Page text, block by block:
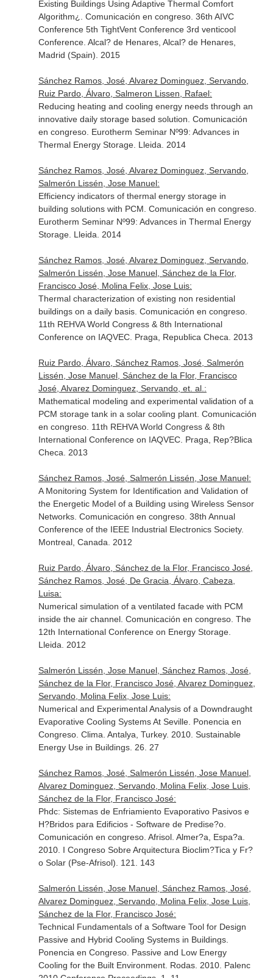
Existing Buildings Using Adaptive Thermal Comfort
Algorithm¿. Comunicación en congreso. 36th AIVC
Conference 5th TightVent Conference 3rd venticool
Conference. Alcal? de Henares, Alcal? de Henares,
Madrid (Spain). 2015
Sánchez Ramos, José, Alvarez Dominguez, Servando,
Ruiz Pardo, Álvaro, Salmeron Lissen, Rafael:
Reducing heating and cooling energy needs through an
innovative daily storage based solution. Comunicación
en congreso. Eurotherm Seminar Nº99: Advances in
Thermal Energy Storage. Lleida. 2014
Sánchez Ramos, José, Alvarez Dominguez, Servando,
Salmerón Lissén, Jose Manuel:
Efficiency indicators of thermal energy storage in
building solutions with PCM. Comunicación en congreso.
Eurotherm Seminar Nº99: Advances in Thermal Energy
Storage. Lleida. 2014
Sánchez Ramos, José, Alvarez Dominguez, Servando,
Salmerón Lissén, Jose Manuel, Sánchez de la Flor,
Francisco José, Molina Felix, Jose Luis:
Thermal characterization of existing non residential
buildings on a daily basis. Comunicación en congreso.
11th REHVA World Congress & 8th International
Conference on IAQVEC. Praga, Republica Checa. 2013
Ruiz Pardo, Álvaro, Sánchez Ramos, José, Salmerón
Lissén, Jose Manuel, Sánchez de la Flor, Francisco
José, Alvarez Dominguez, Servando, et. al.:
Mathematical modeling and experimental validation of a
PCM storage tank in a solar cooling plant. Comunicación
en congreso. 11th REHVA World Congress & 8th
International Conference on IAQVEC. Praga, Rep?Blica
Checa. 2013
Sánchez Ramos, José, Salmerón Lissén, Jose Manuel:
A Monitoring System for Identification and Validation of
the Energetic Model of a Building using Wireless Sensor
Networks. Comunicación en congreso. 38th Annual
Conference of the IEEE Industrial Electronics Society.
Montreal, Canada. 2012
Ruiz Pardo, Álvaro, Sánchez de la Flor, Francisco José,
Sánchez Ramos, José, De Gracia, Álvaro, Cabeza,
Luisa:
Numerical simulation of a ventilated facade with PCM
inside the air channel. Comunicación en congreso. The
12th International Conference on Energy Storage.
Lleida. 2012
Salmerón Lissén, Jose Manuel, Sánchez Ramos, José,
Sánchez de la Flor, Francisco José, Alvarez Dominguez,
Servando, Molina Felix, Jose Luis:
Numerical and Experimental Analysis of a Downdraught
Evaporative Cooling Systems At Seville. Ponencia en
Congreso. Clima. Antalya, Turkey. 2010. Sustainable
Energy Use in Buildings. 26. 27
Sánchez Ramos, José, Salmerón Lissén, Jose Manuel,
Alvarez Dominguez, Servando, Molina Felix, Jose Luis,
Sánchez de la Flor, Francisco José:
Phdc: Sistemas de Enfriamiento Evaporativo Pasivos e
H?Bridos para Edificios - Software de Predise?o.
Comunicación en congreso. Afrisol. Almer?a, Espa?a.
2010. I Congreso Sobre Arquitectura Bioclim?Tica y Fr?
o Solar (Pse-Afrisol). 121. 143
Salmerón Lissén, Jose Manuel, Sánchez Ramos, José,
Alvarez Dominguez, Servando, Molina Felix, Jose Luis,
Sánchez de la Flor, Francisco José:
Technical Fundamentals of a Software Tool for Design
Passive and Hybrid Cooling Systems in Buildings.
Ponencia en Congreso. Passive and Low Energy
Cooling for the Built Environment. Rodas. 2010. Palenc